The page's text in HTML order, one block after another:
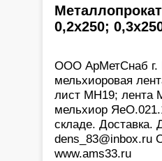
0,2х250;
ООО АрМетСнаб г.
мельхиоровая
лист МН19; лента
мельхиор
складе. Доставка.
dens_83@inbox.ru
www.ams33.ru